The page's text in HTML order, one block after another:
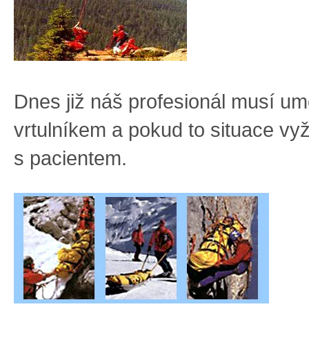
Dnes již náš profesionál musí
vrtulníkem a pokud to situace
s pacientem.